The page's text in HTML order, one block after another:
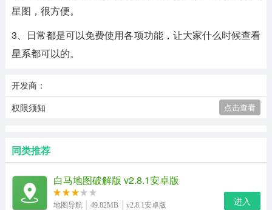
星图，很方便。
3、日常都是可以免费使用各项功能，让大家什么时候查看
星系都可以的。
开发商：
权限须知
点击查看
同类推荐
白马地图破解版 v2.8.1安卓版
地图导航 49.82MB v2.8.1安卓版 进入